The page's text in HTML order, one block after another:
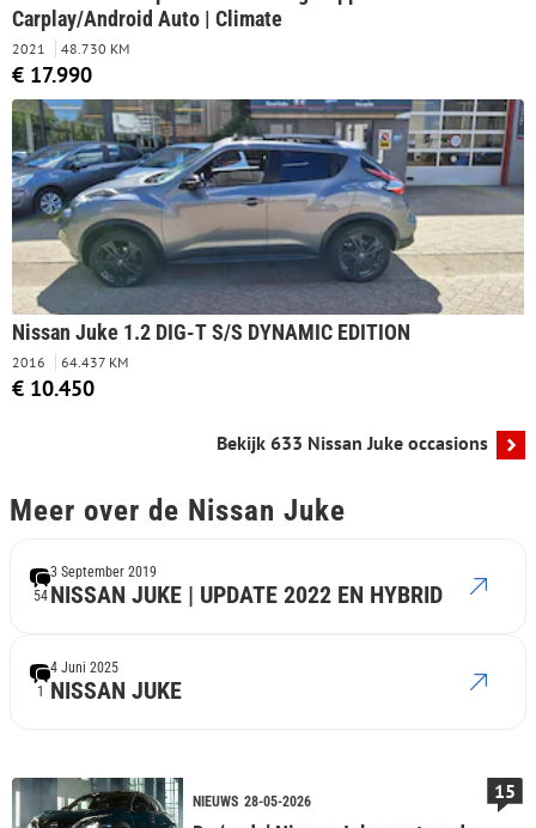
Carplay/Android Auto | Climate
2021 48.730 KM
€ 17.990
Nissan Juke 1.2 DIG-T S/S DYNAMIC EDITION
2016 64.437 KM
€ 10.450
Bekijk 633 Nissan Juke occasions
Meer over de Nissan Juke
54 NISSAN JUKE | UPDATE 2022 EN HYBRID
3 September 2019
1 NISSAN JUKE
4 Juni 2025
NIEUWS 28-05-2026 15